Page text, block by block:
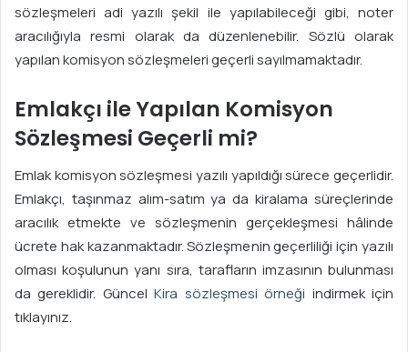
sözleşmeleri adi yazılı şekil ile yapılabileceği gibi, noter
aracılığıyla resmi olarak da düzenlenebilir. Sözlü olarak
yapılan komisyon sözleşmeleri geçerli sayılmamaktadır.
Emlakçı ile Yapılan Komisyon
Sözleşmesi Geçerli mi?
Emlak komisyon sözleşmesi yazılı yapıldığı sürece geçerlidir.
Emlakçı, taşınmaz alım-satım ya da kiralama süreçlerinde
aracılık etmekte ve sözleşmenin gerçekleşmesi hâlinde
ücrete hak kazanmaktadır. Sözleşmenin geçerliliği için yazılı
olması koşulunun yanı sıra, tarafların imzasının bulunması
da gereklidir. GüncelKira sözleşmesi örneği indirmek için
tıklayınız.